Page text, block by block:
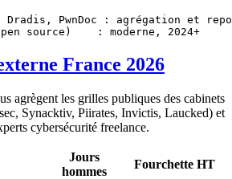
Dradis, PwnDoc : agrégation et
source)    : moderne, 2024+
France 2026
agrègent les grilles publiques des cabinets
Synacktiv, Piirates, Invictis, Laucked) et
cybersécurité freelance.
Jours
hommes
Fourchette HT